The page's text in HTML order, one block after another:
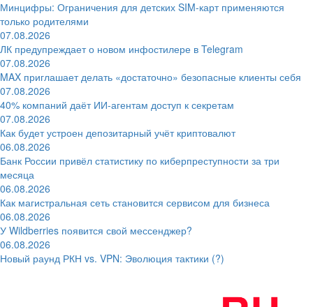
Минцифры: Ограничения для детских SIM-карт применяются
только родителями
07.08.2026
ЛК предупреждает о новом инфостилере в Telegram
07.08.2026
MAX приглашает делать «достаточно» безопасные клиенты себя
07.08.2026
40% компаний даёт ИИ‑агентам доступ к секретам
07.08.2026
Как будет устроен депозитарный учёт криптовалют
06.08.2026
Банк России привёл статистику по киберпреступности за три
месяца
06.08.2026
Как магистральная сеть становится сервисом для бизнеса
06.08.2026
У Wildberries появится свой мессенджер?
06.08.2026
Новый раунд РКН vs. VPN: Эволюция тактики (?)